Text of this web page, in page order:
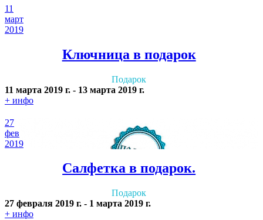
11
март
2019
Ключница в подарок
Подарок
11 марта 2019 г. - 13 марта 2019 г.
+ инфо
27
фев
2019
Салфетка в подарок.
Подарок
27 февраля 2019 г. - 1 марта 2019 г.
+ инфо